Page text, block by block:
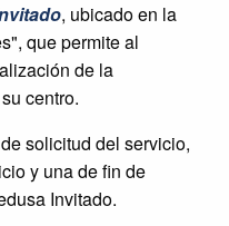
, ubicado en la
que permite al
de la
centro.
solicitud del servicio,
y una de fin de
Invitado.